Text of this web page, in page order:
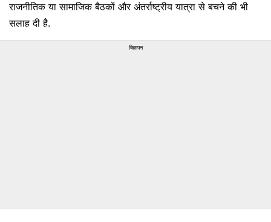
राजनीतिक या सामाजिक बैठकों और अंतर्राष्ट्रीय यात्रा से बचने की भी
सलाह दी है.
विज्ञापन